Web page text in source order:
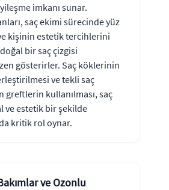
imkanı sunar.
saç ekimi sürecinde yüz
ve kişinin estetik tercihlerini
bir saç çizgisi
gösterirler. Saç köklerinin
ve tekli saç
greftlerin kullanılması, saç
ve estetik bir şekilde
kritik rol oynar.
ve Ozonlu